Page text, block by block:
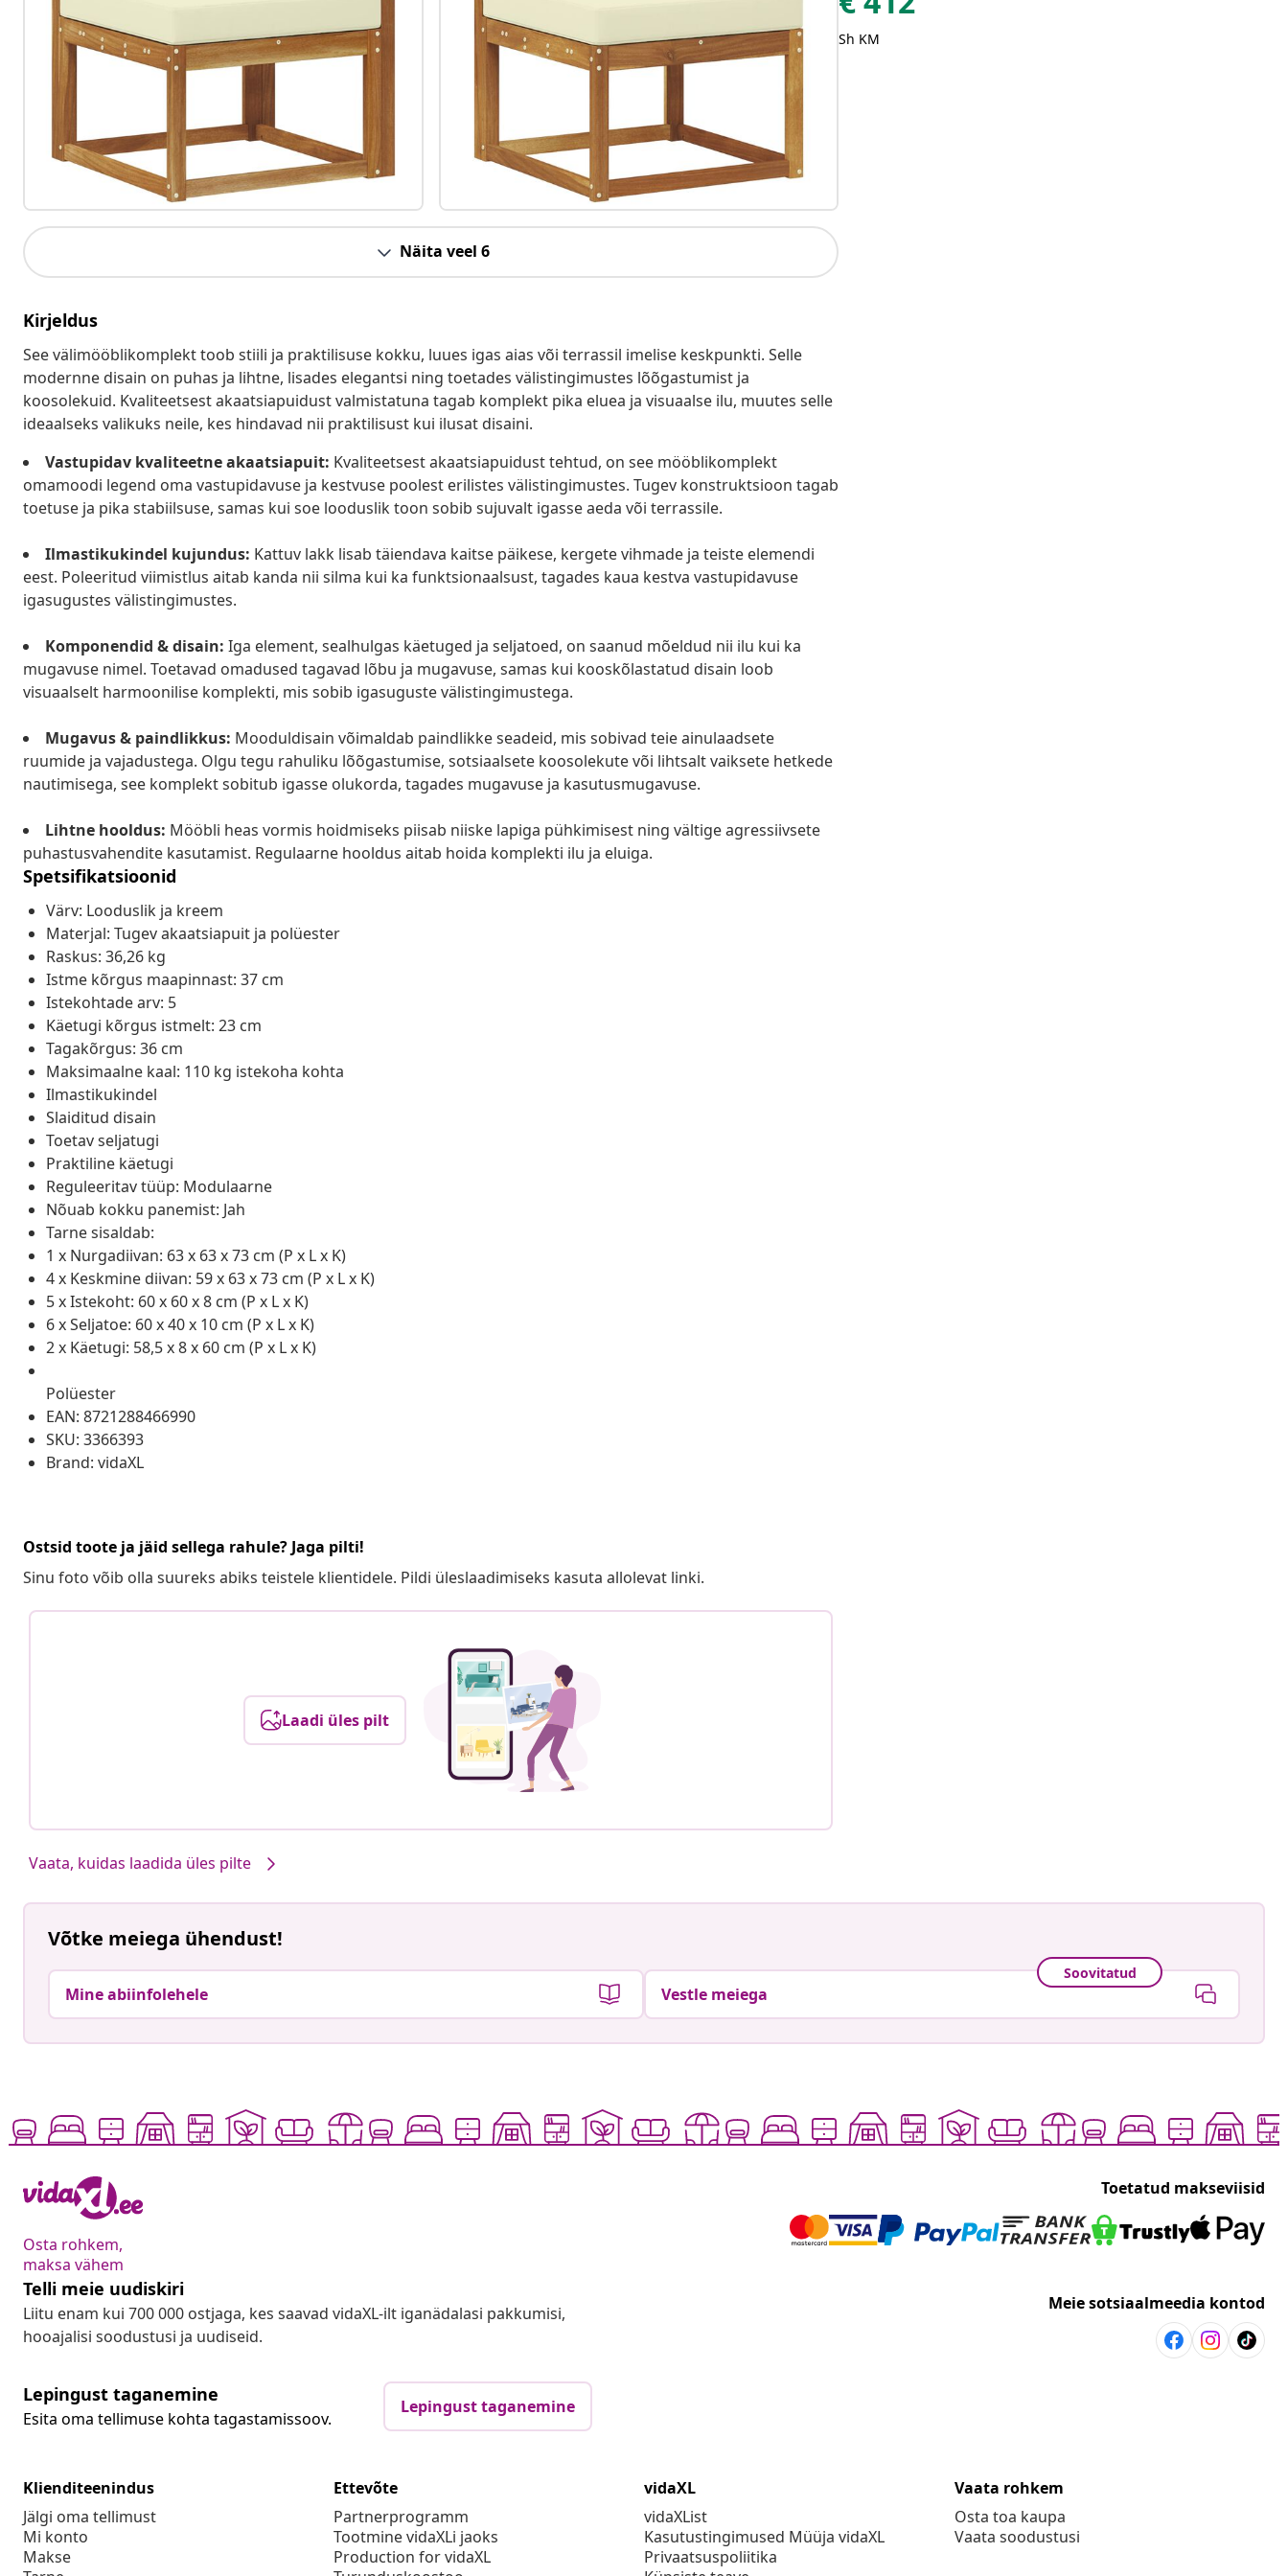
Näita veel 6
Kirjeldus
See välimööblikomplekt toob stiili ja praktilisuse kokku, luues igas aias või terrassil imelise keskpunkti. Selle
modernne disain on puhas ja lihtne, lisades elegantsi ning toetades välistingimustes lõõgastumist ja
koosolekuid. Kvaliteetsest akaatsiapuidust valmistatuna tagab komplekt pika eluea ja visuaalse ilu, muutes selle
ideaalseks valikuks neile, kes hindavad nii praktilisust kui ilusat disaini.
Vastupidav kvaliteetne akaatsiapuit: Kvaliteetsest akaatsiapuidust tehtud, on see mööblikomplekt
omamoodi legend oma vastupidavuse ja kestvuse poolest erilistes välistingimustes. Tugev konstruktsioon tagab
toetuse ja pika stabiilsuse, samas kui soe looduslik toon sobib sujuvalt igasse aeda või terrassile.
Ilmastikukindel kujundus: Kattuv lakk lisab täiendava kaitse päikese, kergete vihmade ja teiste elemendi
eest. Poleeritud viimistlus aitab kanda nii silma kui ka funktsionaalsust, tagades kaua kestva vastupidavuse
igasugustes välistingimustes.
Komponendid & disain: Iga element, sealhulgas käetuged ja seljatoed, on saanud mõeldud nii ilu kui ka
mugavuse nimel. Toetavad omadused tagavad lõbu ja mugavuse, samas kui kooskõlastatud disain loob
visuaalselt harmoonilise komplekti, mis sobib igasuguste välistingimustega.
Mugavus & paindlikkus: Mooduldisain võimaldab paindlikke seadeid, mis sobivad teie ainulaadsete
ruumide ja vajadustega. Olgu tegu rahuliku lõõgastumise, sotsiaalsete koosolekute või lihtsalt vaiksete hetkede
nautimisega, see komplekt sobitub igasse olukorda, tagades mugavuse ja kasutusmugavuse.
Lihtne hooldus: Mööbli heas vormis hoidmiseks piisab niiske lapiga pühkimisest ning vältige agressiivsete
puhastusvahendite kasutamist. Regulaarne hooldus aitab hoida komplekti ilu ja eluiga.
Spetsifikatsioonid
Värv: Looduslik ja kreem
Materjal: Tugev akaatsiapuit ja polüester
Raskus: 36,26 kg
Istme kõrgus maapinnast: 37 cm
Istekohtade arv: 5
Käetugi kõrgus istmelt: 23 cm
Tagakõrgus: 36 cm
Maksimaalne kaal: 110 kg istekoha kohta
Ilmastikukindel
Slaiditud disain
Toetav seljatugi
Praktiline käetugi
Reguleeritav tüüp: Modulaarne
Nõuab kokku panemist: Jah
Tarne sisaldab:
1 x Nurgadiivan: 63 x 63 x 73 cm (P x L x K)
4 x Keskmine diivan: 59 x 63 x 73 cm (P x L x K)
5 x Istekoht: 60 x 60 x 8 cm (P x L x K)
6 x Seljatoe: 60 x 40 x 10 cm (P x L x K)
2 x Käetugi: 58,5 x 8 x 60 cm (P x L x K)
Polüester
EAN: 8721288466990
SKU: 3366393
Brand: vidaXL
Ostsid toote ja jäid sellega rahule? Jaga pilti!
Sinu foto võib olla suureks abiks teistele klientidele. Pildi üleslaadimiseks kasuta allolevat linki.
Laadi üles pilt
Vaata, kuidas laadida üles pilte
Sh KM
Võtke meiega ühendust!
Mine abiinfolehele
Soovitatud
Vestle meiega
Osta rohkem,
maksa vähem
Toetatud makseviisid
Telli meie uudiskiri
Liitu enam kui 700 000 ostjaga, kes saavad vidaXL-ilt iganädalasi pakkumisi,
hooajalisi soodustusi ja uudiseid.
Meie sotsiaalmeedia kontod
Lepingust taganemine
Esita oma tellimuse kohta tagastamissoov.
Lepingust taganemine
Klienditeenindus
Jälgi oma tellimust
Mi konto
Makse
Ettevõte
Partnerprogramm
Tootmine vidaXLi jaoks
Production for vidaXL
vidaXL
vidaXList
Kasutustingimused Müüja vidaXL
Privaatsuspoliitika
Vaata rohkem
Osta toa kaupa
Vaata soodustusi